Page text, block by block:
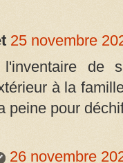
25 novembre
de
à la
peine pour
26 novembre